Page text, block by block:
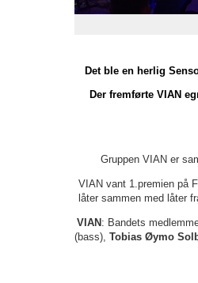
Det ble en herlig
Der fremførte VIAN
Gruppen VIAN er
VIAN vant 1.premien på
låter sammen med låter
VIAN : Bandets
(bass), Tobias Øymo